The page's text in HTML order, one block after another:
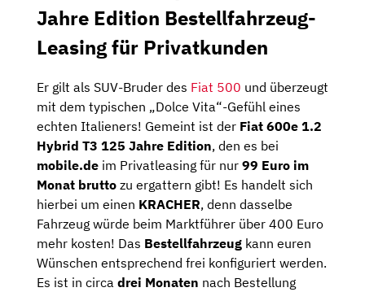
Jahre Edition Bestellfahrzeug-
Leasing für Privatkunden
Er gilt als SUV-Bruder des Fiat 500 und überzeugt
mit dem typischen „Dolce Vita“-Gefühl eines
echten Italieners! Gemeint ist der Fiat 600e 1.2
Hybrid T3 125 Jahre Edition, den es bei
mobile.de im Privatleasing für nur 99 Euro im
Monat brutto zu ergattern gibt! Es handelt sich
hierbei um einen KRACHER, denn dasselbe
Fahrzeug würde beim Marktführer über 400 Euro
mehr kosten! Das Bestellfahrzeug kann euren
Wünschen entsprechend frei konfiguriert werden.
Es ist in circa drei Monaten nach Bestellung